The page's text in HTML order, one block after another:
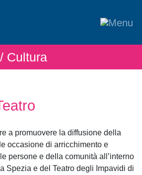
/ Cultura
a promuovere la diffusione della
occasione di arricchimento e
persone e della comunità all’interno
Spezia e del Teatro degli Impavidi di